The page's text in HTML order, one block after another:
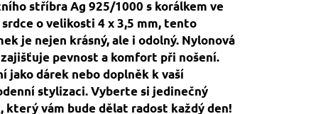
stříbra Ag 925/1000 s korálkem ve
o velikosti 4 x 3,5 mm, tento
je nejen krásný, ale i odolný. Nylonová
pevnost a komfort při nošení.
jako dárek nebo doplněk k vaší
stylizaci. Vyberte si jedinečný
který vám bude dělat radost každý den!